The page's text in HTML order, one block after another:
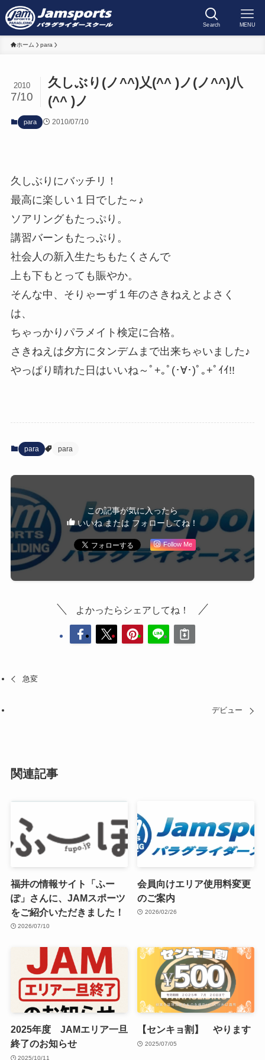
Search MENU
ホーム para
久しぶり(ノ^^)乂(^^ )ノ(ノ^^)八
(^^ )ノ
2010
7/10
para 2010/07/10
久しぶりにバッチリ！
最高に楽しい１日でした～♪
ソアリングもたっぷり。
講習バーンもたっぷり。
社会人の新入生たちもたくさんで
上も下もとっても賑やか。
そんな中、そりゃーず１年のさきねえとよさく
は、
ちゃっかりパラメイト検定に合格。
さきねえは夕方にタンデムまで出来ちゃいました♪
やっぱり晴れた日はいいね～ﾟ+｡ﾟ(･∀･)ﾟ｡+ﾟｲｲ!!
para para
この記事が気に入ったら
いいね または フォローしてね！
Follow Me
よかったらシェアしてね！
急変
デビュー
関連記事
福井の情報サイト「ふー
ぽ」さんに、JAMスポーツ
をご紹介いただきました！
2026/07/10
会員向けエリア使用料変更
のご案内
2026/02/26
2025年度 JAMエリア一旦
終了のお知らせ
2025/10/11
【センキョ割】 やります
2025/07/05